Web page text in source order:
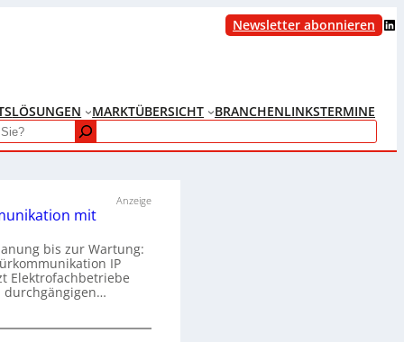
Newsletter abonnieren LinkedIn
LÖSUNGEN MARKTÜBERSICHT BRANCHENLINKSTERMINE
Anzeige
mit
bis zur Wartung:
IP
Elektrofachbetriebe
durchgängigen…